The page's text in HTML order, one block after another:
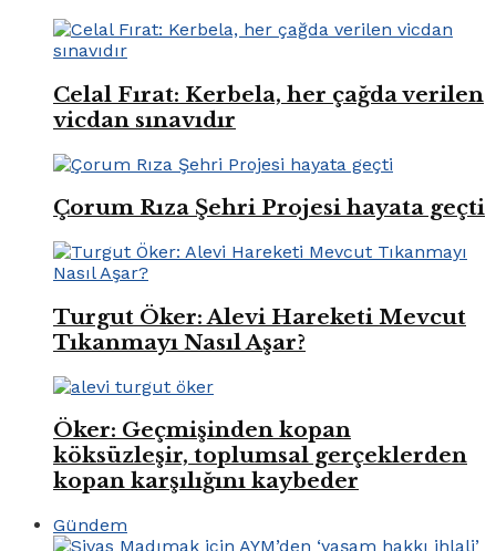
Celal Fırat: Kerbela, her çağda verilen
vicdan sınavıdır
Çorum Rıza Şehri Projesi hayata geçti
Turgut Öker: Alevi Hareketi Mevcut
Tıkanmayı Nasıl Aşar?
Öker: Geçmişinden kopan
köksüzleşir, toplumsal gerçeklerden
kopan karşılığını kaybeder
Gündem